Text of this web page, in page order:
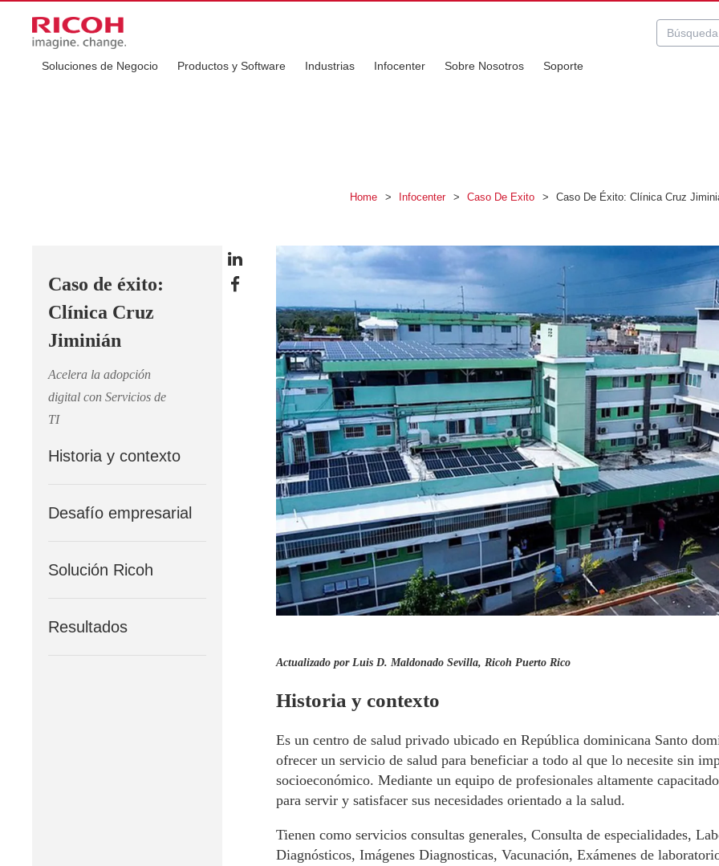
Soluciones de Negocio Productos y Software Industrias Infocenter Sobre Nosotros Soporte
Home > Infocenter > Caso De Exito > Caso De Éxito: Clínica Cruz
Caso de éxito:
Clínica Cruz
Jiminián
Acelera la adopción
digital con Servicios de
TI
Historia y contexto
Desafío empresarial
Solución Ricoh
Resultados
Actualizado por Luis D. Maldonado Sevilla, Ricoh Puerto Rico
Historia y contexto
Es un centro de salud privado ubicado en República dominicana Santo
ofrecer un servicio de salud para beneficiar a todo al que lo necesite sin
socioeconómico. Mediante un equipo de profesionales altamente
para servir y satisfacer sus necesidades orientado a la salud.
Tienen como servicios consultas generales, Consulta de especialidades,
Diagnósticos, Imágenes Diagnosticas, Vacunación, Exámenes de